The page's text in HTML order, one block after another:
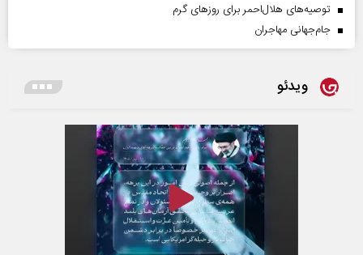
توصیه‌های هلال‌احمر برای روز‌های گرم
جام‌جهانی مهاجران
ویدئو